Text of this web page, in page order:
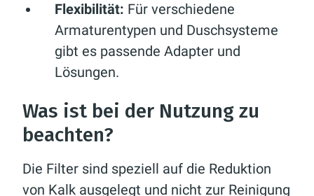
Flexibilität: Für verschiedene
Armaturentypen und Duschsysteme
gibt es passende Adapter und
Lösungen.
Was ist bei der Nutzung zu
beachten?
Die Filter sind speziell auf die Reduktion
von Kalk ausgelegt und nicht zur Reinigung